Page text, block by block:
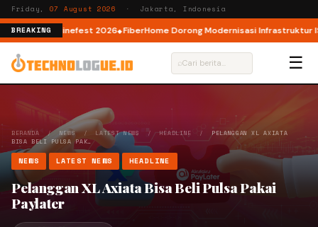
Friday, 07 August 2026 · Jakarta, Indonesia
BREAKING
lewat AI Cinefest 2026 FiberHome Dorong Modernisasi Infrastruktur ISP
⌕ ☰
BERANDA / NEWS/ LATEST NEWS /HEADLINE /PELANGGAN XL AXIATA
BISA BELI PULSA PAK…
NEWS LATEST NEWS HEADLINE
Pelanggan XL Axiata Bisa Beli Pulsa Pakai
Paylater